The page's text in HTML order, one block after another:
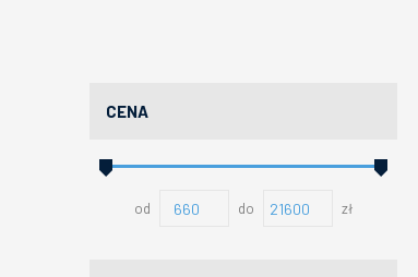
CENA
od do zł